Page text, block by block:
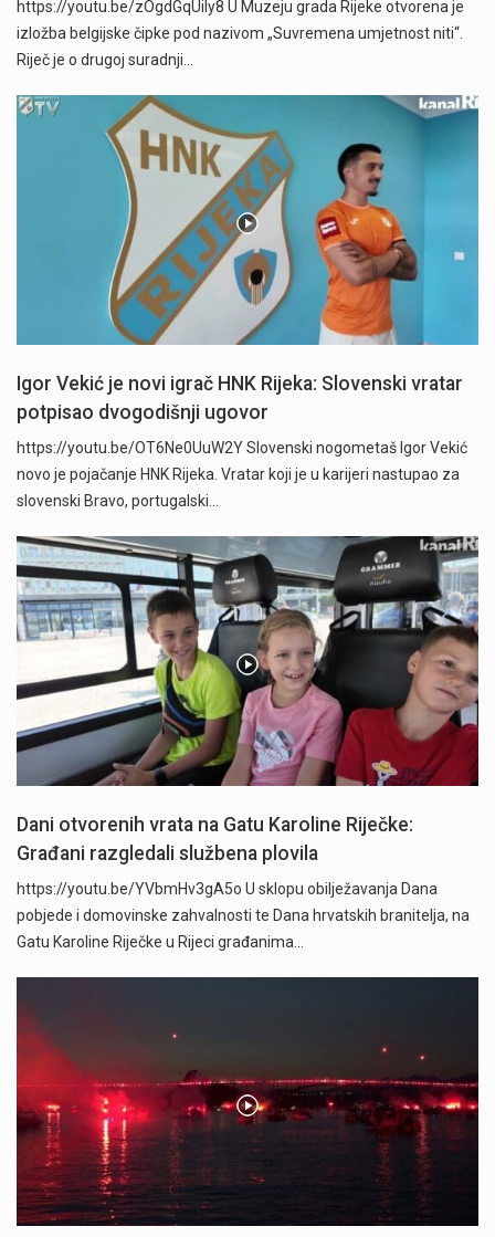
https://youtu.be/zOgdGqUily8 U Muzeju grada Rijeke otvorena je
izložba belgijske čipke pod nazivom „Suvremena umjetnost niti“.
Riječ je o drugoj suradnji…
Igor Vekić je novi igrač HNK Rijeka: Slovenski vratar
potpisao dvogodišnji ugovor
https://youtu.be/OT6Ne0UuW2Y Slovenski nogometaš Igor Vekić
novo je pojačanje HNK Rijeka. Vratar koji je u karijeri nastupao za
slovenski Bravo, portugalski…
Dani otvorenih vrata na Gatu Karoline Riječke:
Građani razgledali službena plovila
https://youtu.be/YVbmHv3gA5o U sklopu obilježavanja Dana
pobjede i domovinske zahvalnosti te Dana hrvatskih branitelja, na
Gatu Karoline Riječke u Rijeci građanima…